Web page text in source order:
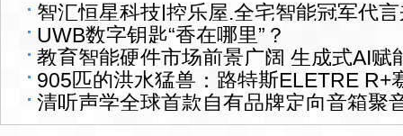
智汇恒星科技|控乐屋.全宅智能冠军代
UWB数字钥匙“香在哪里”？
教育智能硬件市场前景广阔 生成式AI赋
905匹的洪水猛兽：路特斯ELETRE R+
清听声学全球首款自有品牌定向音箱聚